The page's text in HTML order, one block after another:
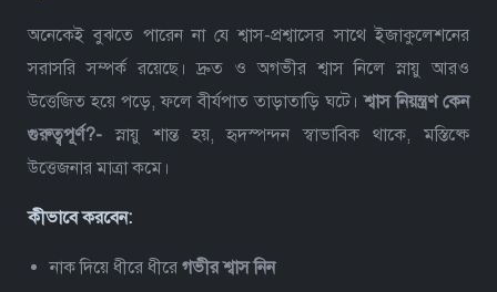
অনেকেই বুঝতে পারেন না যে শ্বাস-প্রশ্বাসের সাথে ইজাকুলেশনের
সরাসরি সম্পর্ক রয়েছে। দ্রুত ও অগভীর শ্বাস নিলে স্নায়ু আরও
উত্তেজিত হয়ে পড়ে, ফলে বীর্যপাত তাড়াতাড়ি ঘটে।শ্বাস নিয়ন্ত্রণ কেন
গুরুত্বপূর্ণ?-স্নায়ু শান্ত হয়, হৃদস্পন্দন স্বাভাবিক থাকে, মস্তিষ্কে
উত্তেজনার মাত্রা কমে।
কীভাবে করবেন:
নাক দিয়ে ধীরে ধীরে গভীর শ্বাস নিন